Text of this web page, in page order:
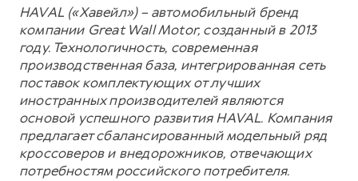
HAVAL («Хавейл») – автомобильный бренд
компании Great Wall Motor, созданный в 2013
году. Технологичность, современная
производственная база, интегрированная сеть
поставок комплектующих от лучших
иностранных производителей являются
основой успешного развития HAVAL. Компания
предлагает сбалансированный модельный ряд
кроссоверов и внедорожников, отвечающих
потребностям российского потребителя.